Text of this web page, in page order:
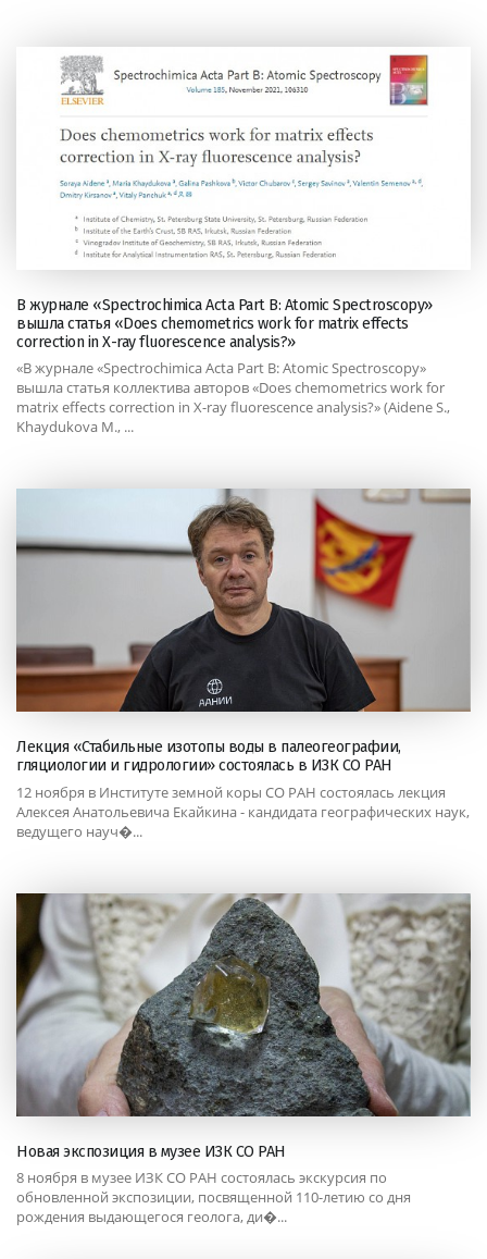
В журнале «Spectrochimica Acta Part B: Atomic Spectroscopy»
вышла статья «Does chemometrics work for matrix effects
correction in X-ray fluorescence analysis?»
«В журнале «Spectrochimica Acta Part B: Atomic Spectroscopy»
вышла статья коллектива авторов «Does chemometrics work for
matrix effects correction in X-ray fluorescence analysis?» (Aidene S.,
Khaydukova M., ...
Лекция «Стабильные изотопы воды в палеогеографии,
гляциологии и гидрологии» состоялась в ИЗК СО РАН
12 ноября в Институте земной коры СО РАН состоялась лекция
Алексея Анатольевича Екайкина - кандидата географических наук,
ведущего науч�...
Новая экспозиция в музее ИЗК СО РАН
8 ноября в музее ИЗК СО РАН состоялась экскурсия по
обновленной экспозиции, посвященной 110-летию со дня
рождения выдающегося геолога, ди�...